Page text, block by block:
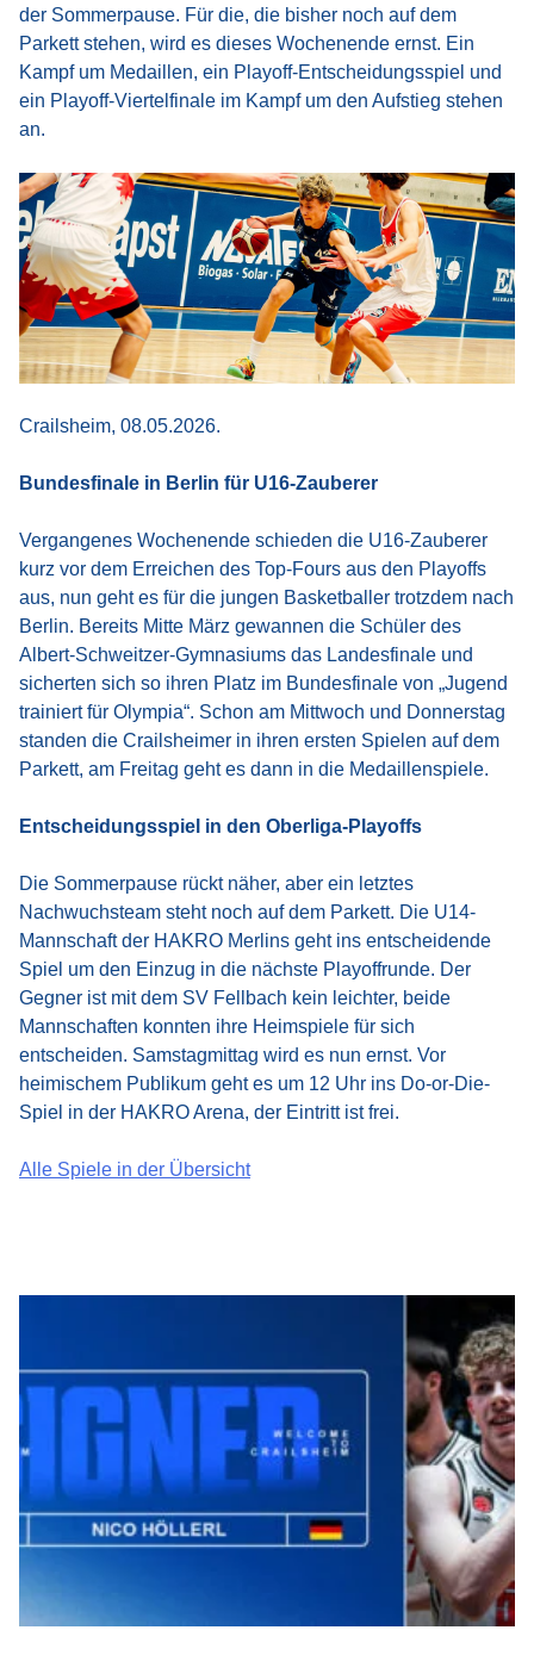
der Sommerpause. Für die, die bisher noch auf dem
Parkett stehen, wird es dieses Wochenende ernst. Ein
Kampf um Medaillen, ein Playoff-Entscheidungsspiel und
ein Playoff-Viertelfinale im Kampf um den Aufstieg stehen
an.
Crailsheim, 08.05.2026.
Bundesfinale in Berlin für U16-Zauberer
Vergangenes Wochenende schieden die U16-Zauberer
kurz vor dem Erreichen des Top-Fours aus den Playoffs
aus, nun geht es für die jungen Basketballer trotzdem nach
Berlin. Bereits Mitte März gewannen die Schüler des
Albert-Schweitzer-Gymnasiums das Landesfinale und
sicherten sich so ihren Platz im Bundesfinale von „Jugend
trainiert für Olympia“. Schon am Mittwoch und Donnerstag
standen die Crailsheimer in ihren ersten Spielen auf dem
Parkett, am Freitag geht es dann in die Medaillenspiele.
Entscheidungsspiel in den Oberliga-Playoffs
Die Sommerpause rückt näher, aber ein letztes
Nachwuchsteam steht noch auf dem Parkett. Die U14-
Mannschaft der HAKRO Merlins geht ins entscheidende
Spiel um den Einzug in die nächste Playoffrunde. Der
Gegner ist mit dem SV Fellbach kein leichter, beide
Mannschaften konnten ihre Heimspiele für sich
entscheiden. Samstagmittag wird es nun ernst. Vor
heimischem Publikum geht es um 12 Uhr ins Do-or-Die-
Spiel in der HAKRO Arena, der Eintritt ist frei.
Alle Spiele in der Übersicht